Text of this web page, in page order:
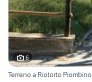
6
Terreno a Riotorto Piombino